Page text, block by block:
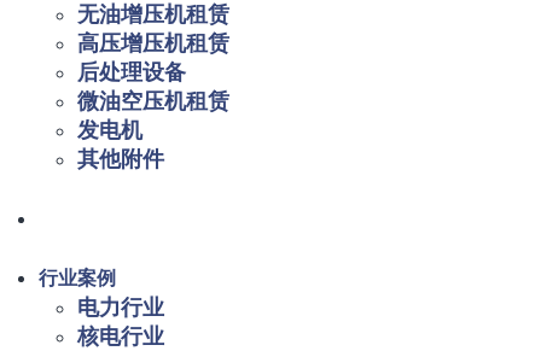
无油增压机租赁
高压增压机租赁
后处理设备
微油空压机租赁
发电机
其他附件
行业案例
电力行业
核电行业